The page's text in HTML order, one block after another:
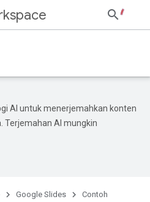
AI untuk menerjemahkan konten
Terjemahan AI mungkin
Google Slides Contoh